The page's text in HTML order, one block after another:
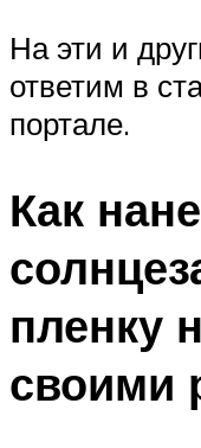
На эти и
ответим в
портале.
Как
пленку
своими